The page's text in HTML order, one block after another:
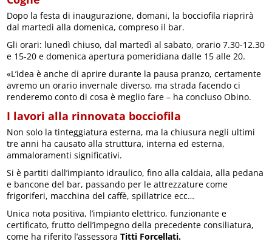
Dopo la festa di inaugurazione, domani, la bocciofila riaprirà
dal martedì alla domenica, compreso il bar.
Gli orari: lunedì chiuso, dal martedì al sabato, orario 7.30-12.30
e 15-20 e domenica apertura pomeridiana dalle 15 alle 20.
«L’idea è anche di aprire durante la pausa pranzo, certamente
avremo un orario invernale diverso, ma strada facendo ci
renderemo conto di cosa è meglio fare – ha concluso Obino.
I lavori alla rinnovata bocciofila
Non solo la tinteggiatura esterna, ma la chiusura negli ultimi
tre anni ha causato alla struttura, interna ed esterna,
ammaloramenti significativi.
Si è partiti dall’impianto idraulico, fino alla caldaia, alla pedana
e bancone del bar, passando per le attrezzature come
frigoriferi, macchina del caffè, spillatrice ecc…
Unica nota positiva, l’impianto elettrico, funzionante e
certificato, frutto dell’impegno della precedente consiliatura,
come ha riferito l’assessoraTitti Forcellati.